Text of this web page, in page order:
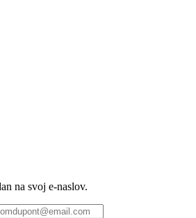
na svoj e-naslov.